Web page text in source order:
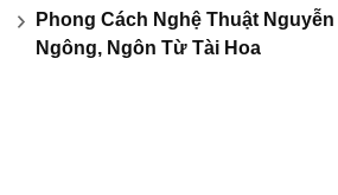
Phong Cách Nghệ Thuật
Ngông, Ngôn Từ Tài Hoa